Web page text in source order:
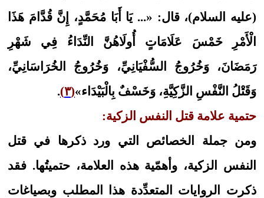
(عليه السلام)، قال: «... يَا أَبَا مُحَمَّدٍ، إِنَّ‏ قُدَّامَ‏ هَذَا
الْأَمْرِ خَمْسَ عَلَامَاتٍ أُولَاهُنَّ النِّدَاءُ فِي شَهْرِ
رَمَضَانَ، وَخُرُوجُ السُّفْيَانِيِّ، وَخُرُوجُ الخُرَاسَانِيِّ،
وَقَتْلُ النَّفْسِ الزَّكِيَّةِ، وَخَسْفٌ بِالْبَيْدَاء»(٣)
.
حتمية علامة قتل النفس الزكية:
ومن جملة الخصائص التي ورد ذكرها في قتل
النفس الزكية، وأهمّية هذه العلامة، حتميتُها. فقد
ذكرت الروايات المتعدِّدة هذا المطلب وبصياغات